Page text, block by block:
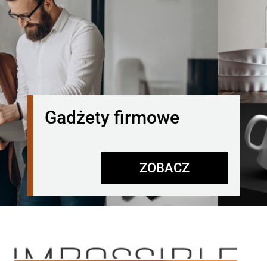
Gadżety firmowe
ZOBACZ